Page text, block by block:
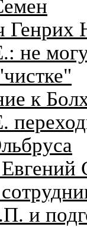
Генрих
не
к
и